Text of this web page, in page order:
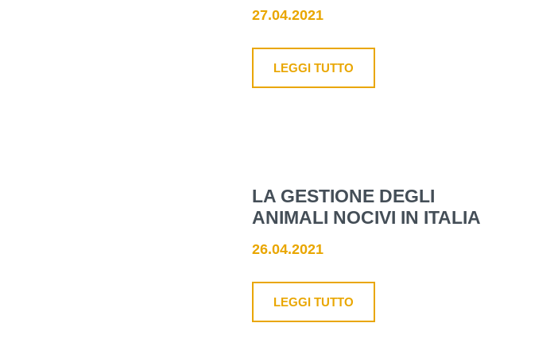
27.04.2021
LEGGI TUTTO
LA GESTIONE DEGLI
ANIMALI NOCIVI IN ITALIA
26.04.2021
LEGGI TUTTO